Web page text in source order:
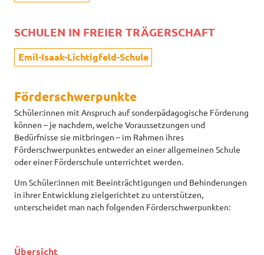
SCHULEN IN FREIER TRÄGERSCHAFT
Emil-Isaak-Lichtigfeld-Schule
Förderschwerpunkte
Schüler:innen mit Anspruch auf sonderpädagogische Förderung
können – je nachdem, welche Voraussetzungen und
Bedürfnisse sie mitbringen – im Rahmen ihres
Förderschwerpunktes entweder an einer allgemeinen Schule
oder einer Förderschule unterrichtet werden.
Um Schüler:innen mit Beeinträchtigungen und Behinderungen
in ihrer Entwicklung zielgerichtet zu unterstützen,
unterscheidet man nach folgenden Förderschwerpunkten:
Übersicht